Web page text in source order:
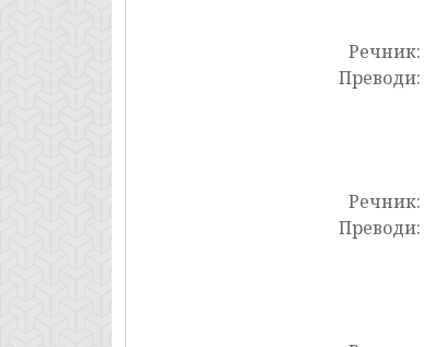
Речник:
Преводи:
Речник:
Преводи: